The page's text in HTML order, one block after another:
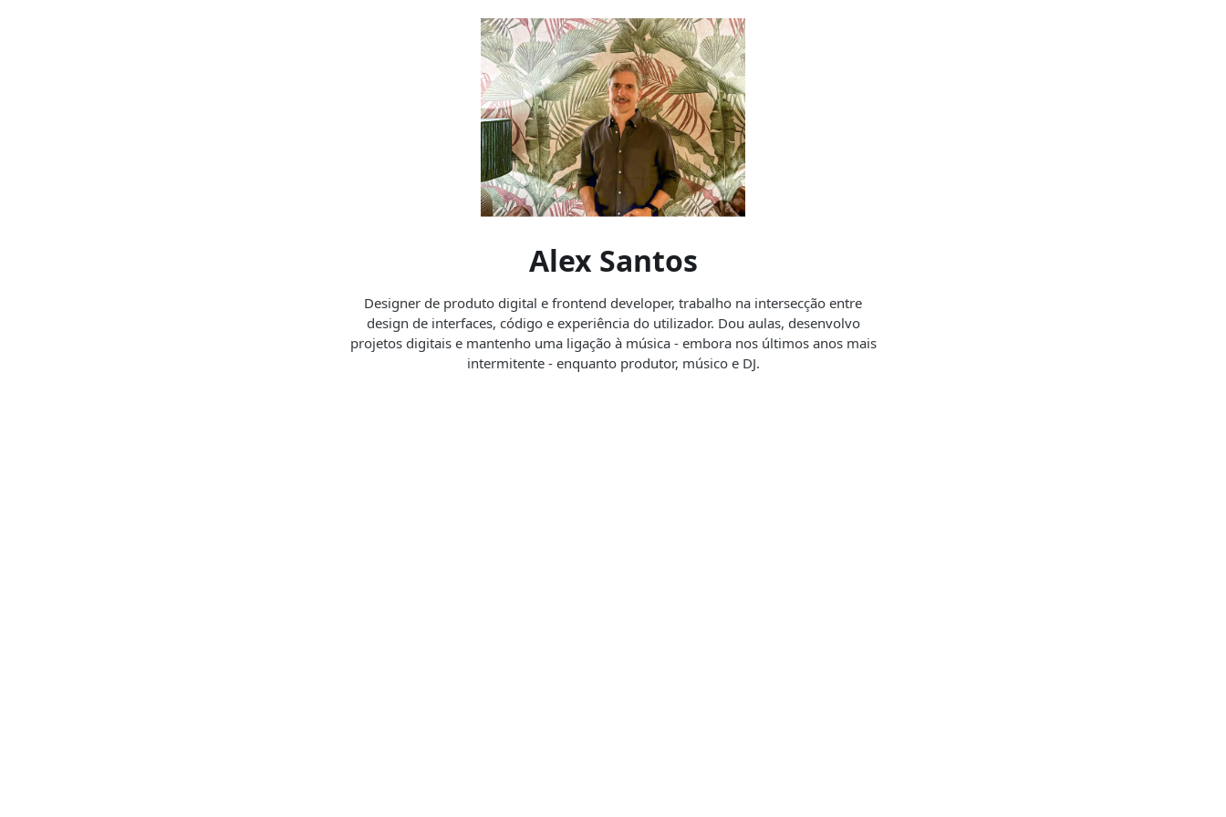
Alex Santos
Designer de produto digital e frontend developer, trabalho na intersecção entre
design de interfaces, código e experiência do utilizador. Dou aulas, desenvolvo
projetos digitais e mantenho uma ligação à música - embora nos últimos anos mais
intermitente - enquanto produtor, músico e DJ.